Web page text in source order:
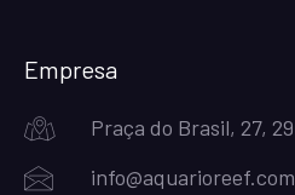
Empresa
Praça do Brasil, 27,
info@aquarioreef.com